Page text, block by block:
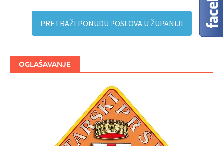
PRETRAŽI PONUDU POSLOVA U ŽUPANIJI
OGLAŠAVANJE